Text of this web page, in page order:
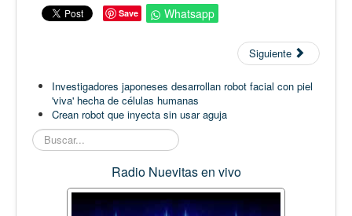
Save Whatsapp
Siguiente
Investigadores japoneses desarrollan robot facial con piel
'viva' hecha de células humanas
Crean robot que inyecta sin usar aguja
Buscar...
Radio Nuevitas en vivo